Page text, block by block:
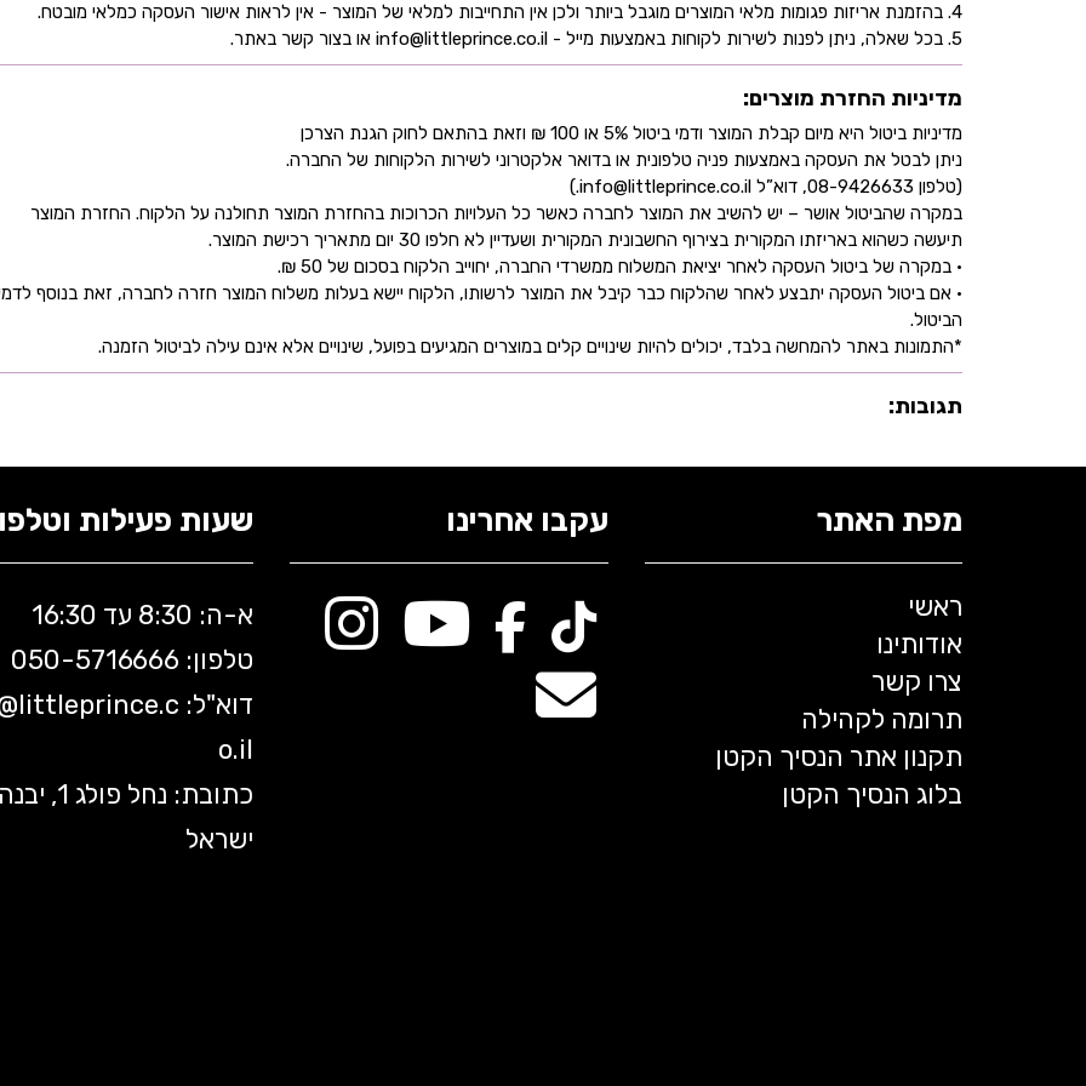
4. בהזמנת אריזות פגומות מלאי המוצרים מוגבל ביותר ולכן אין התחייבות למלאי של המוצר - אין לראות אישור העסקה כמלאי מובטח.
5. בכל שאלה, ניתן לפנות לשירות לקוחות באמצעות מייל - info@littleprince.co.il או בצור קשר באתר.
מדיניות החזרת מוצרים:
מדיניות ביטול היא מיום קבלת המוצר ודמי ביטול 5% או 100 ₪ וזאת בהתאם לחוק הגנת הצרכן
ניתן לבטל את העסקה באמצעות פניה טלפונית או בדואר אלקטרוני לשירות הלקוחות של החברה.
(טלפון 08-9426633, דוא”ל info@littleprince.co.il.)
במקרה שהביטול אושר – יש להשיב את המוצר לחברה כאשר כל העלויות הכרוכות בהחזרת המוצר תחולנה על הלקוח. החזרת המוצר
תיעשה כשהוא באריזתו המקורית בצירוף החשבונית המקורית ושעדיין לא חלפו 30 יום מתאריך רכישת המוצר.
• במקרה של ביטול העסקה לאחר יציאת המשלוח ממשרדי החברה, יחוייב הלקוח בסכום של 50 ₪.
• אם ביטול העסקה יתבצע לאחר שהלקוח כבר קיבל את המוצר לרשותו, הלקוח יישא בעלות משלוח המוצר חזרה לחברה, זאת בנוסף
הביטול.
*התמונות באתר להמחשה בלבד, יכולים להיות שינויים קלים במוצרים המגיעים בפועל, שינויים אלא אינם עילה לביטול הזמנה.
תגובות:
מפת האתר
ראשי
אודותינו
צרו קשר
תרומה לקהילה
תקנון אתר הנסיך הקטן
בלוג הנסיך הקטן
עקבו אחרינו שעות פעילות
א-ה: 8:30 עד 16:30
טלפון: 050-5 716666
דוא"ל: littleprince.c
o.il
כתובת: נחל פולג 1,
ישראל